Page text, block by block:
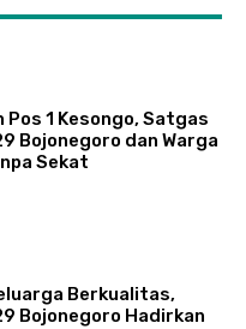
Pos 1 Kesongo, Satgas
Bojonegoro dan Warga
Sekat
Berkualitas,
Bojonegoro Hadirkan